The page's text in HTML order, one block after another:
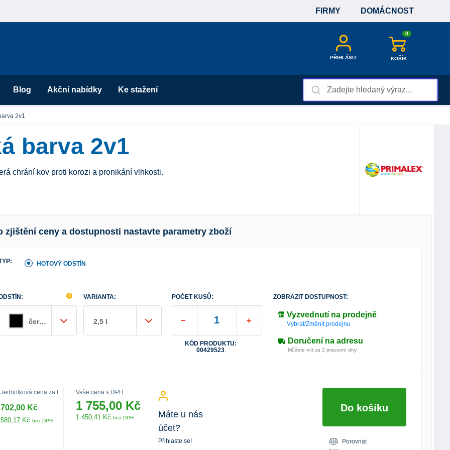
FIRMY DOMÁCNOST
PŘIHLÁSIT
0
KOŠÍK
Blog Akční nabídky Ke stažení
2v1
barva 2v1
chrání kov proti korozi a pronikání vlhkosti.
zjištění ceny a dostupnosti nastavte parametry zboží
HOTOVÝ ODSTÍN
černá
VARIANTA:
2,5 l
POČET KUSŮ:
KÓD PRODUKTU:
00429523
ZOBRAZIT DOSTUPNOST:
Vyzvednutí na prodejně
Vybrat/Změnit prodejnu
Doručení na adresu
Můžete mít za 2 pracovní dny
Jednotková cena za l
702,00 Kč
580,17 Kč bez DPH
Vaše cena s DPH
1 755,00 Kč
1 450,41 Kč bez DPH
Máte u nás
účet?
Přihlaste se!
Do košíku
Porovnat